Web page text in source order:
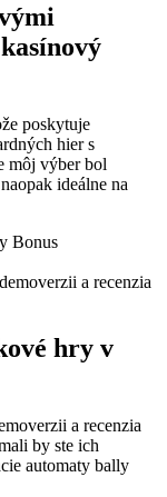
poskytuje
hier s
môj výber bol
ideálne na
Bonus
a recenzia
hry v
a recenzia
by ste ich
automaty bally